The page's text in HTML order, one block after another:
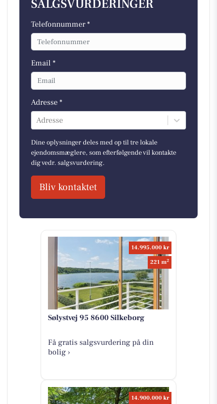
SALGSVURDERINGER
Telefonnummer *
Email *
Adresse *
Adresse
Dine oplysninger deles med op til tre lokale
ejendomsmæglere, som efterfølgende vil kontakte
dig vedr. salgsvurdering.
Bliv kontaktet
14.995.000 kr
221 m2
Sølystvej 95 8600 Silkeborg
Få gratis salgsvurdering på din
bolig ›
14.900.000 kr